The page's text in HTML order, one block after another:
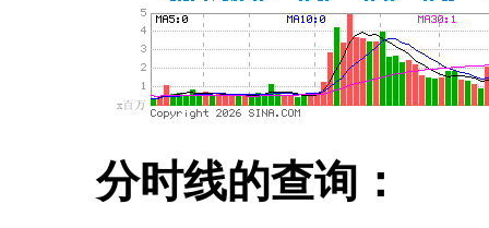
分时线的查询：